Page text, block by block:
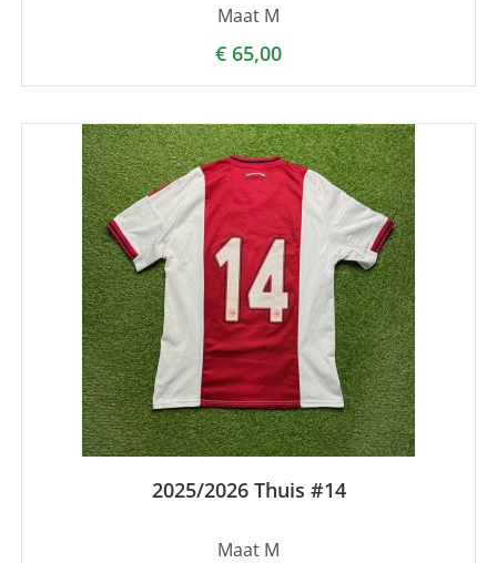
Maat M
€ 65,00
2025/2026 Thuis #14
Maat M